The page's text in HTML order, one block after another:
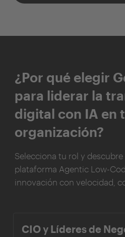
¿Por qué elegir
para liderar la
digital con IA en
organización?
Selecciona tu rol y
plataforma Agentic Low-
innovación con velocidad,
CIO y Líderes de